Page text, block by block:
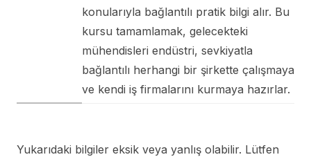
konularıyla bağlantılı pratik bilgi alır. Bu
kursu tamamlamak, gelecekteki
mühendisleri endüstri, sevkiyatla
bağlantılı herhangi bir şirkette çalışmaya
ve kendi iş firmalarını kurmaya hazırlar.
Yukarıdaki bilgiler eksik veya yanlış olabilir. Lütfen